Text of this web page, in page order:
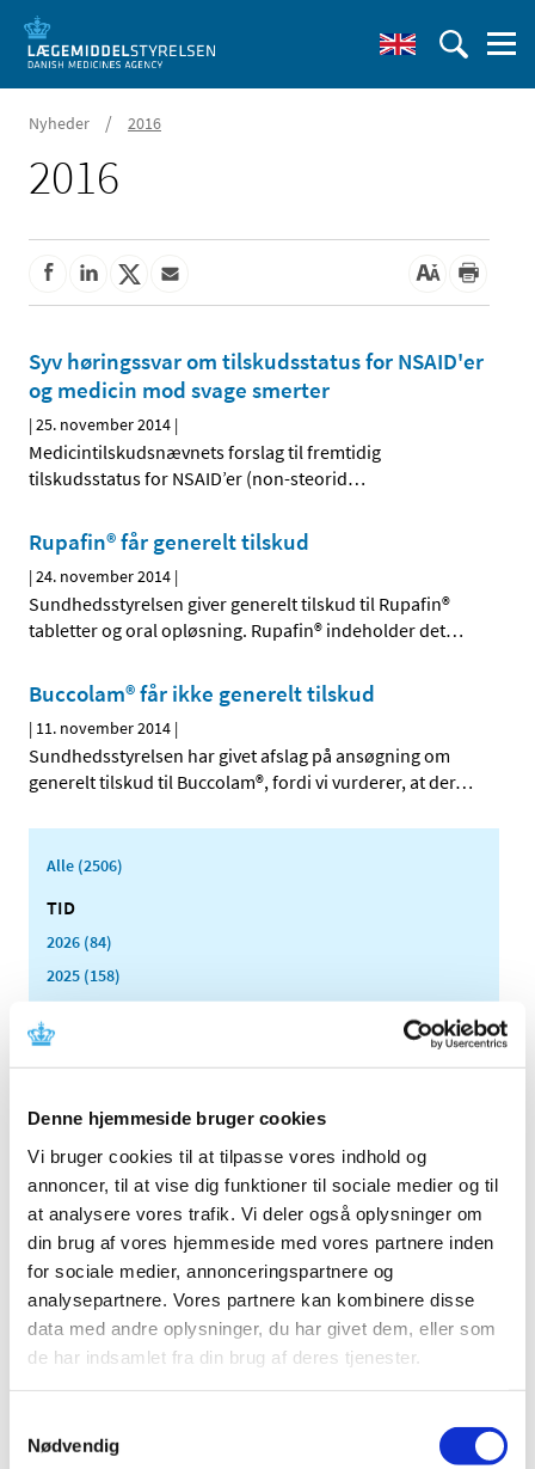
Denne hjemmeside bruger cookies
Vi bruger cookies til at tilpasse vores indhold og
annoncer, til at vise dig funktioner til sociale medier og til
at analysere vores trafik. Vi deler også oplysninger om
din brug af vores hjemmeside med vores partnere inden
for sociale medier, annonceringspartnere og
analysepartnere. Vores partnere kan kombinere disse
data med andre oplysninger, du har givet dem, eller som
de har indsamlet fra din brug af deres tjenester.
Nødvendig
Nyheder / 2016
2016
Syv høringssvar om tilskudsstatus for NSAID'er
og medicin mod svage smerter
|25. november 2014 |
Medicintilskudsnævnets forslag til fremtidig
tilskudsstatus for NSAID’er (non-steorid…
Rupafin® får generelt tilskud
|24. november 2014 |
Sundhedsstyrelsen giver generelt tilskud til Rupafin®
tabletter og oral opløsning. Rupafin® indeholder det…
Buccolam® får ikke generelt tilskud
| 11. november 2014 |
Sundhedsstyrelsen har givet afslag på ansøgning om
generelt tilskud til Buccolam®, fordi vi vurderer, at der…
Alle (2506)
TID
2026 (84)
2025 (158)
2024 (224)
2023 (195)
2022 (197)
2021 (516)
2019 (159)
2018 (150)
2017 (167)
2016 (167)
2015 (33)
oktober (1)